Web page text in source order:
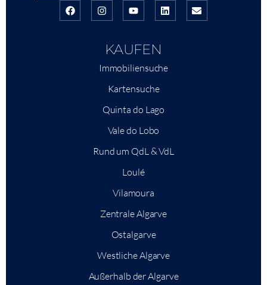
KAUFEN
Immobiliensuche
Kartensuche
Quinta do Lago
Vale do Lobo
Rund um QdL & VdL
Loulé
Vilamoura
Zentrale Algarve
Ostalgarve
Westliche Algarve
Außerhalb der Algarve